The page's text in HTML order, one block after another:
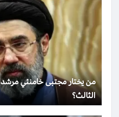
من يختار مجتبى خامنئي مرشدا
الثالث؟